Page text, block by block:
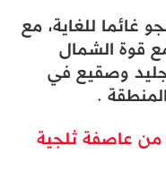
غائما للغاية، مع
قوة الشمال
وصقيع في
.
من عاصفة ثلجية